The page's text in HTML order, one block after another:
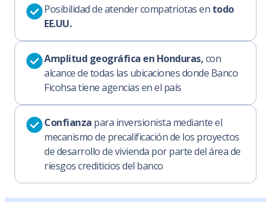
Posibilidad de atender compatriotas en todo
EE.UU.
Amplitud geográfica en Honduras,con
alcance de todas las ubicaciones donde Banco
Ficohsa tiene agencias en el país
Confianza para inversionista mediante el
mecanismo de precalificación de los proyectos
de desarrollo de vivienda por parte del área de
riesgos crediticios del banco